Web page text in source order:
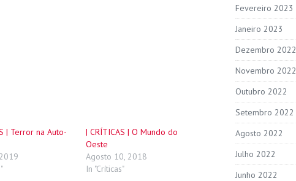
| Terror na Auto-
| CRÍTICAS | O Mundo do
Oeste
Agosto 10, 2018
In "Críticas"
Fevereiro 2023
Janeiro 2023
Dezembro 2022
Novembro 2022
Outubro 2022
Setembro 2022
Agosto 2022
Julho 2022
Junho 2022